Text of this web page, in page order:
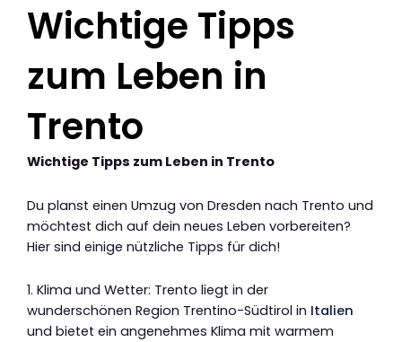
Wichtige Tipps
zum Leben in
Trento
Wichtige Tipps zum Leben in Trento
Du planst einen Umzug von Dresden nach Trento und
möchtest dich auf dein neues Leben vorbereiten?
Hier sind einige nützliche Tipps für dich!
1. Klima und Wetter: Trento liegt in der
wunderschönen Region Trentino-Südtirol in Italien
und bietet ein angenehmes Klima mit warmem